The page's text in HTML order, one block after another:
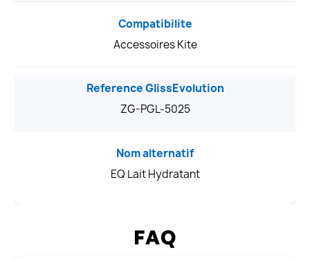
Compatibilite
Accessoires Kite
Reference GlissEvolution
ZG-PGL-5025
Nom alternatif
EQ Lait Hydratant
FAQ